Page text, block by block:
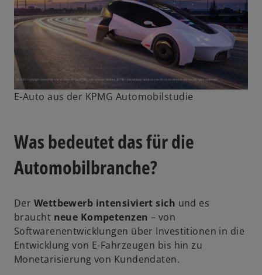
E-Auto aus der KPMG Automobilstudie
Was bedeutet das für die
Automobilbranche?
Der Wettbewerb intensiviert sich und es
braucht neue Kompetenzen – von
Softwarenentwicklungen über Investitionen in die
Entwicklung von E-Fahrzeugen bis hin zu
Monetarisierung von Kundendaten.